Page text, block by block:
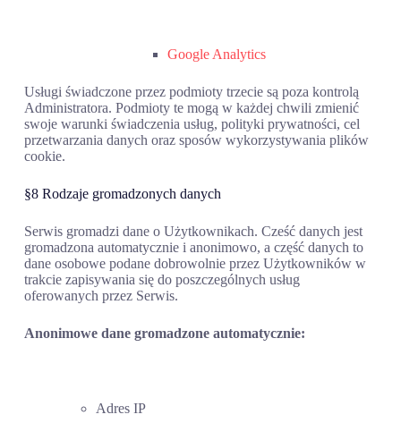
Google Analytics
Usługi świadczone przez podmioty trzecie są poza kontrolą
Administratora. Podmioty te mogą w każdej chwili zmienić
swoje warunki świadczenia usług, polityki prywatności, cel
przetwarzania danych oraz sposów wykorzystywania plików
cookie.
§8 Rodzaje gromadzonych danych
Serwis gromadzi dane o Użytkownikach. Cześć danych jest
gromadzona automatycznie i anonimowo, a część danych to
dane osobowe podane dobrowolnie przez Użytkowników w
trakcie zapisywania się do poszczególnych usług
oferowanych przez Serwis.
Anonimowe dane gromadzone automatycznie:
Adres IP